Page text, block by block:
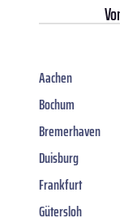
Aachen
Bochum
Bremerhaven
Duisburg
Frankfurt
Gütersloh